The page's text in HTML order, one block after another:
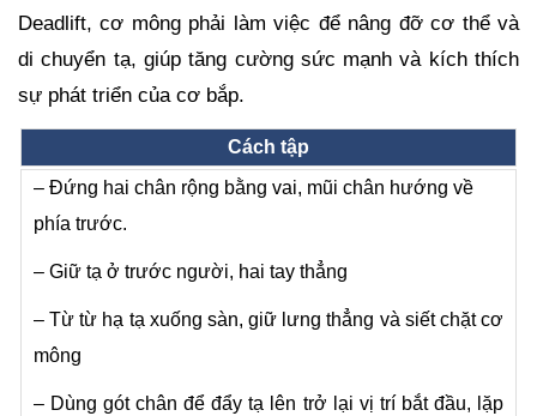
Deadlift, cơ mông phải làm việc để nâng đỡ cơ thể và
di chuyển tạ, giúp tăng cường sức mạnh và kích thích
sự phát triển của cơ bắp.
Cách tập
– Đứng hai chân rộng bằng vai, mũi chân hướng về
phía trước.
– Giữ tạ ở trước người, hai tay thẳng
– Từ từ hạ tạ xuống sàn, giữ lưng thẳng và siết chặt cơ
mông
– Dùng gót chân để đẩy tạ lên trở lại vị trí bắt đầu, lặp